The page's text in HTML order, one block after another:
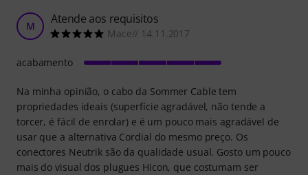
M Atende aos requisitos
Mace// 14.11.2017
Na minha opinião, o cabo da Sommer Cable tem
propriedades ideais (superfície agradável, não tende a
torcer, é fácil de enrolar) e é um pouco mais agradável de
usar que a alternativa Cordial do mesmo preço. Os
conectores Neutrik são da qualidade usual. Gosto um pouco
mais do visual dos plugues Hicon, que costumam ser
acabamento